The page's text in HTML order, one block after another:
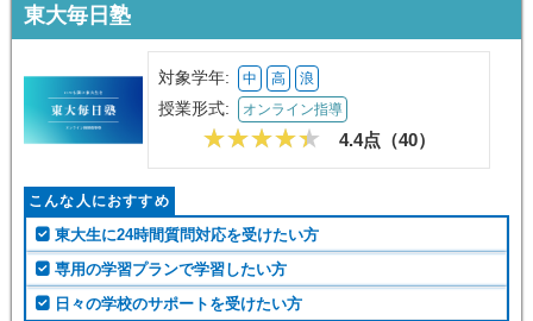
東大毎日塾
対象学年: 中 高 浪
授業形式: オンライン指導
4.4点（40）
こんな人におすすめ
東大生に24時間質問対応を受けたい方
専用の学習プランで学習したい方
日々の学校のサポートを受けたい方